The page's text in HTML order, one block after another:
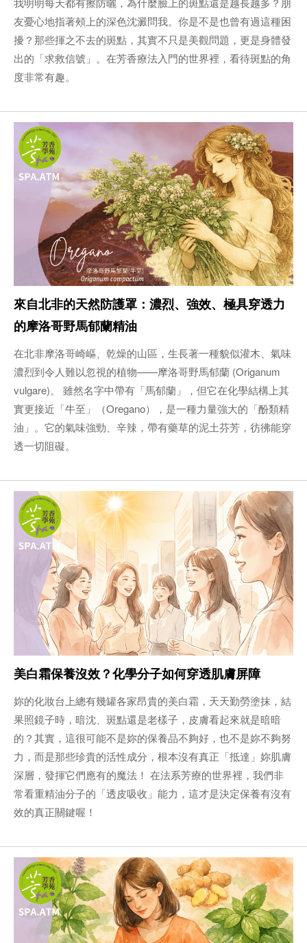
友憂心地指著頰上的深色沈澱問我。你是不是也曾有過這種困
擾？那些揮之不去的斑點，其實不只是美觀問題，更是身體發
出的「求救信號」。在芳香療法入門的世界裡，看待斑點的角
度非常有趣。
來自北非的天然防護罩：濃烈、強效、極具穿透力
的摩洛哥野馬郁蘭精油
在北非摩洛哥崎嶇、乾燥的山區，生長著一種貌似灌木、氣味
濃烈到令人難以忽視的植物——摩洛哥野馬郁蘭 (Origanum
vulgare)。 雖然名字中帶有「馬郁蘭」，但它在化學結構上其
實更接近「牛至」（Oregano），是一種力量強大的「酚類精
油」。它的氣味強勁、辛辣，帶有藥草的泥土芬芳，彷彿能穿
透一切阻礙。
美白霜保養沒效？化學分子如何穿透肌膚屏障
妳的化妝台上總有幾罐各家昂貴的美白霜，天天勤勞塗抹，結
果照鏡子時，暗沈、斑點還是老樣子，皮膚看起來就是暗暗
的？其實，這很可能不是妳的保養品不夠好，也不是妳不夠努
力，而是那些珍貴的活性成分，根本沒有真正「抵達」妳肌膚
深層，發揮它們應有的魔法！ 在法系芳療的世界裡，我們非
常看重精油分子的「透皮吸收」能力，這才是決定保養有沒有
效的真正關鍵喔！